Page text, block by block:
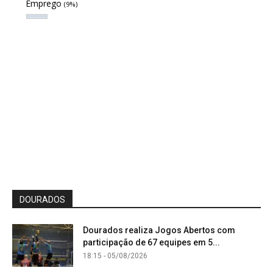
Emprego (9%)
DOURADOS
Dourados realiza Jogos Abertos com
participação de 67 equipes em 5...
18:15 - 05/08/2026